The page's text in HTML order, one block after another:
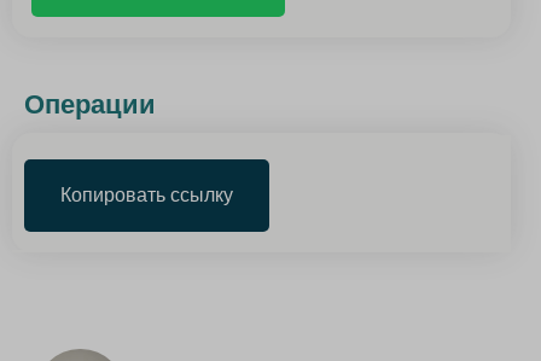
Операции
Копировать ссылку